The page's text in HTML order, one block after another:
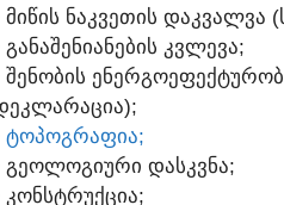
ᲛᲘᲬᲘᲡ ᲜᲐᲙᲕᲔᲗᲘᲡ ᲓᲐᲙᲕᲐᲚᲕᲐ
ᲒᲐᲜᲐᲨᲔᲜᲘᲐᲜᲔᲑᲘᲡ ᲙᲕᲚᲔᲕᲐ;
ᲨᲔᲜᲝᲑᲘᲡ
ᲢᲝᲞᲝᲒᲠᲐᲤᲘᲐ;
ᲒᲔᲝᲚᲝᲒᲘᲣᲠᲘ ᲓᲐᲡᲙᲕᲜᲐ;
ᲙᲝᲜᲡᲢᲠᲣᲥᲪᲘᲐ;